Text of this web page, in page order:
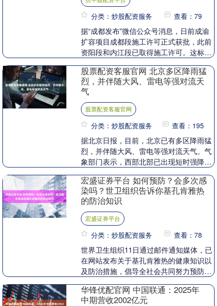
分类：炒股配资服务 查看：79
据“成都发布”微信公众号消息，日前成渝
扩容项目成都段施工许可正式获批，此前
资阳段和内江段已取得施工许可。这标志
施工许可，项目....
股票配资客服官网 北京多区降雨猛
烈，并伴随大风、雷电等强对流天
气
股票配资客服官网
分类：炒股配资服务 查看：195
据北京日报，目前，北京已有多区降雨猛
烈，并伴随大风、雷电等强对流天气。气
象部门表示，西部北部已出现短时强降
8时至15时，全....
宏盛证券平台 如何预防？会多次感
染吗？世卫组织告诉你基孔肯雅热
的防治知识
宏盛证券平台
分类：炒股配资服务 查看：78
世界卫生组织11日通过邮件通知媒体，已
在网站发布关于基孔肯雅热的健康知识以
及防治措施，倡导全社会共同努力预防基
理如下： Q：....
华锋优配官网 中国联通：2025年
中期营收2002亿元